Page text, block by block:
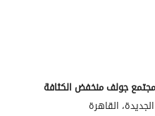
جولف منخفض الكثافة
القاهرة